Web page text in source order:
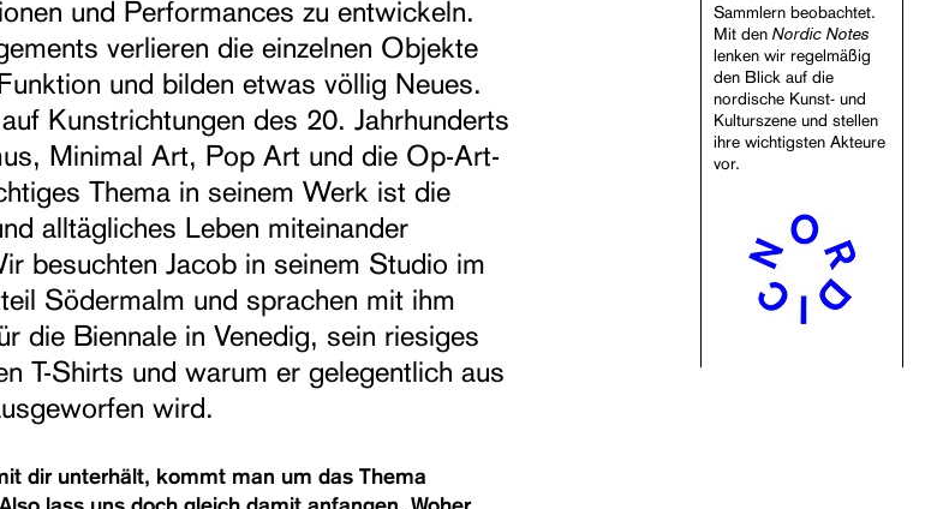
Sammlern beobachtet.
Mit den Nordic Notes
lenken wir regelmäßig
den Blick auf die
nordische Kunst- und
Kulturszene und stellen
ihre wichtigsten Akteure
vor.
und Performances zu entwickeln.
verlieren die einzelnen Objekte
und bilden etwas völlig Neues.
Kunstrichtungen des 20. Jahrhunderts
Minimal Art, Pop Art und die Op-Art-
Thema in seinem Werk ist die
alltägliches Leben miteinander
besuchten Jacob in seinem Studio im
Södermalm und sprachen mit ihm
die Biennale in Venedig, sein riesiges
T-Shirts und warum er gelegentlich aus
wird.
dir unterhält, kommt man um das Thema